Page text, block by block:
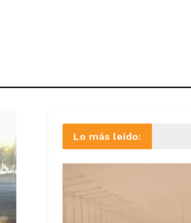
Lo más leído: